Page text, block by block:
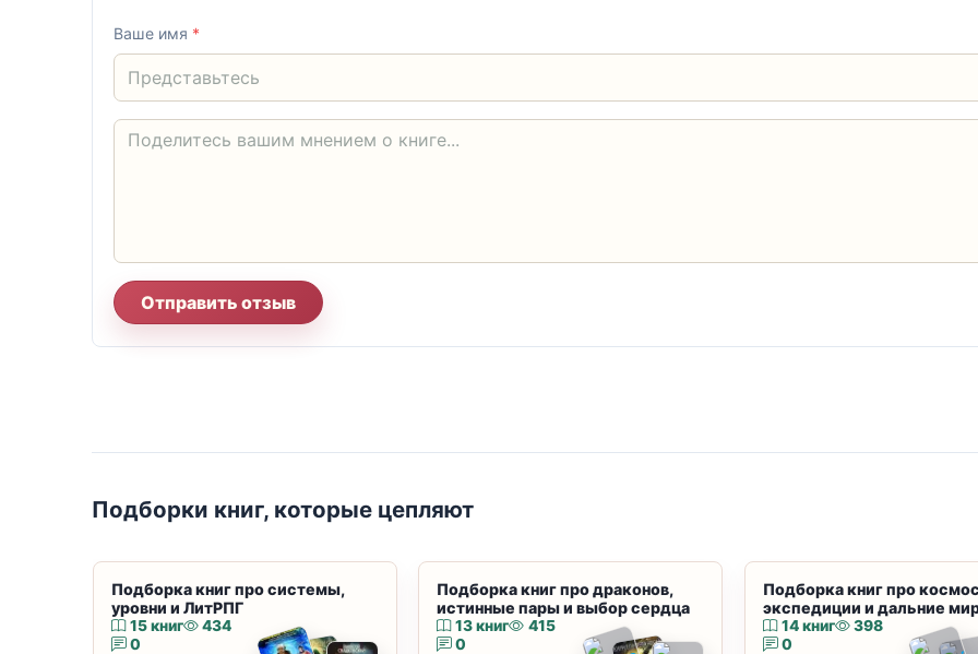
Ваше имя *
Отправить отзыв
Подборки книг, которые цепляют
Подборка книг про системы,
уровни и ЛитРПГ
15 книг
434
0
Подборка книг про драконов,
истинные пары и выбор сердца
13 книг
415
0
Подборка книг про
экспедиции и дальние
14 книг
398
0